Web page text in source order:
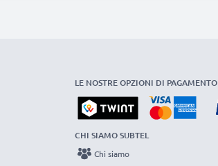
LE NOSTRE OPZIONI DI PAGAMENTO
CHI SIAMO SUBTEL
Chi siamo